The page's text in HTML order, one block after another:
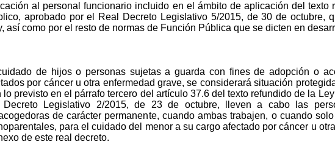
al personal funcionario incluido en el ámbito de aplicación del texto
aprobado por el Real Decreto Legislativo 5/2015, de 30 de octubre,
así como por el resto de normas de Función Pública que se dicten en
de hijos o personas sujetas a guarda con fines de adopción o
por cáncer u otra enfermedad grave, se considerará situación
previsto en el párrafo tercero del artículo 37.6 del texto refundido de la
Legislativo 2/2015, de 23 de octubre, lleven a cabo las
de carácter permanente, cuando ambas trabajen, o cuando
para el cuidado del menor a su cargo afectado por cáncer u
de este real decreto.